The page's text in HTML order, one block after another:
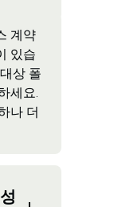
계약
있습
상 폴
세요.
나 더